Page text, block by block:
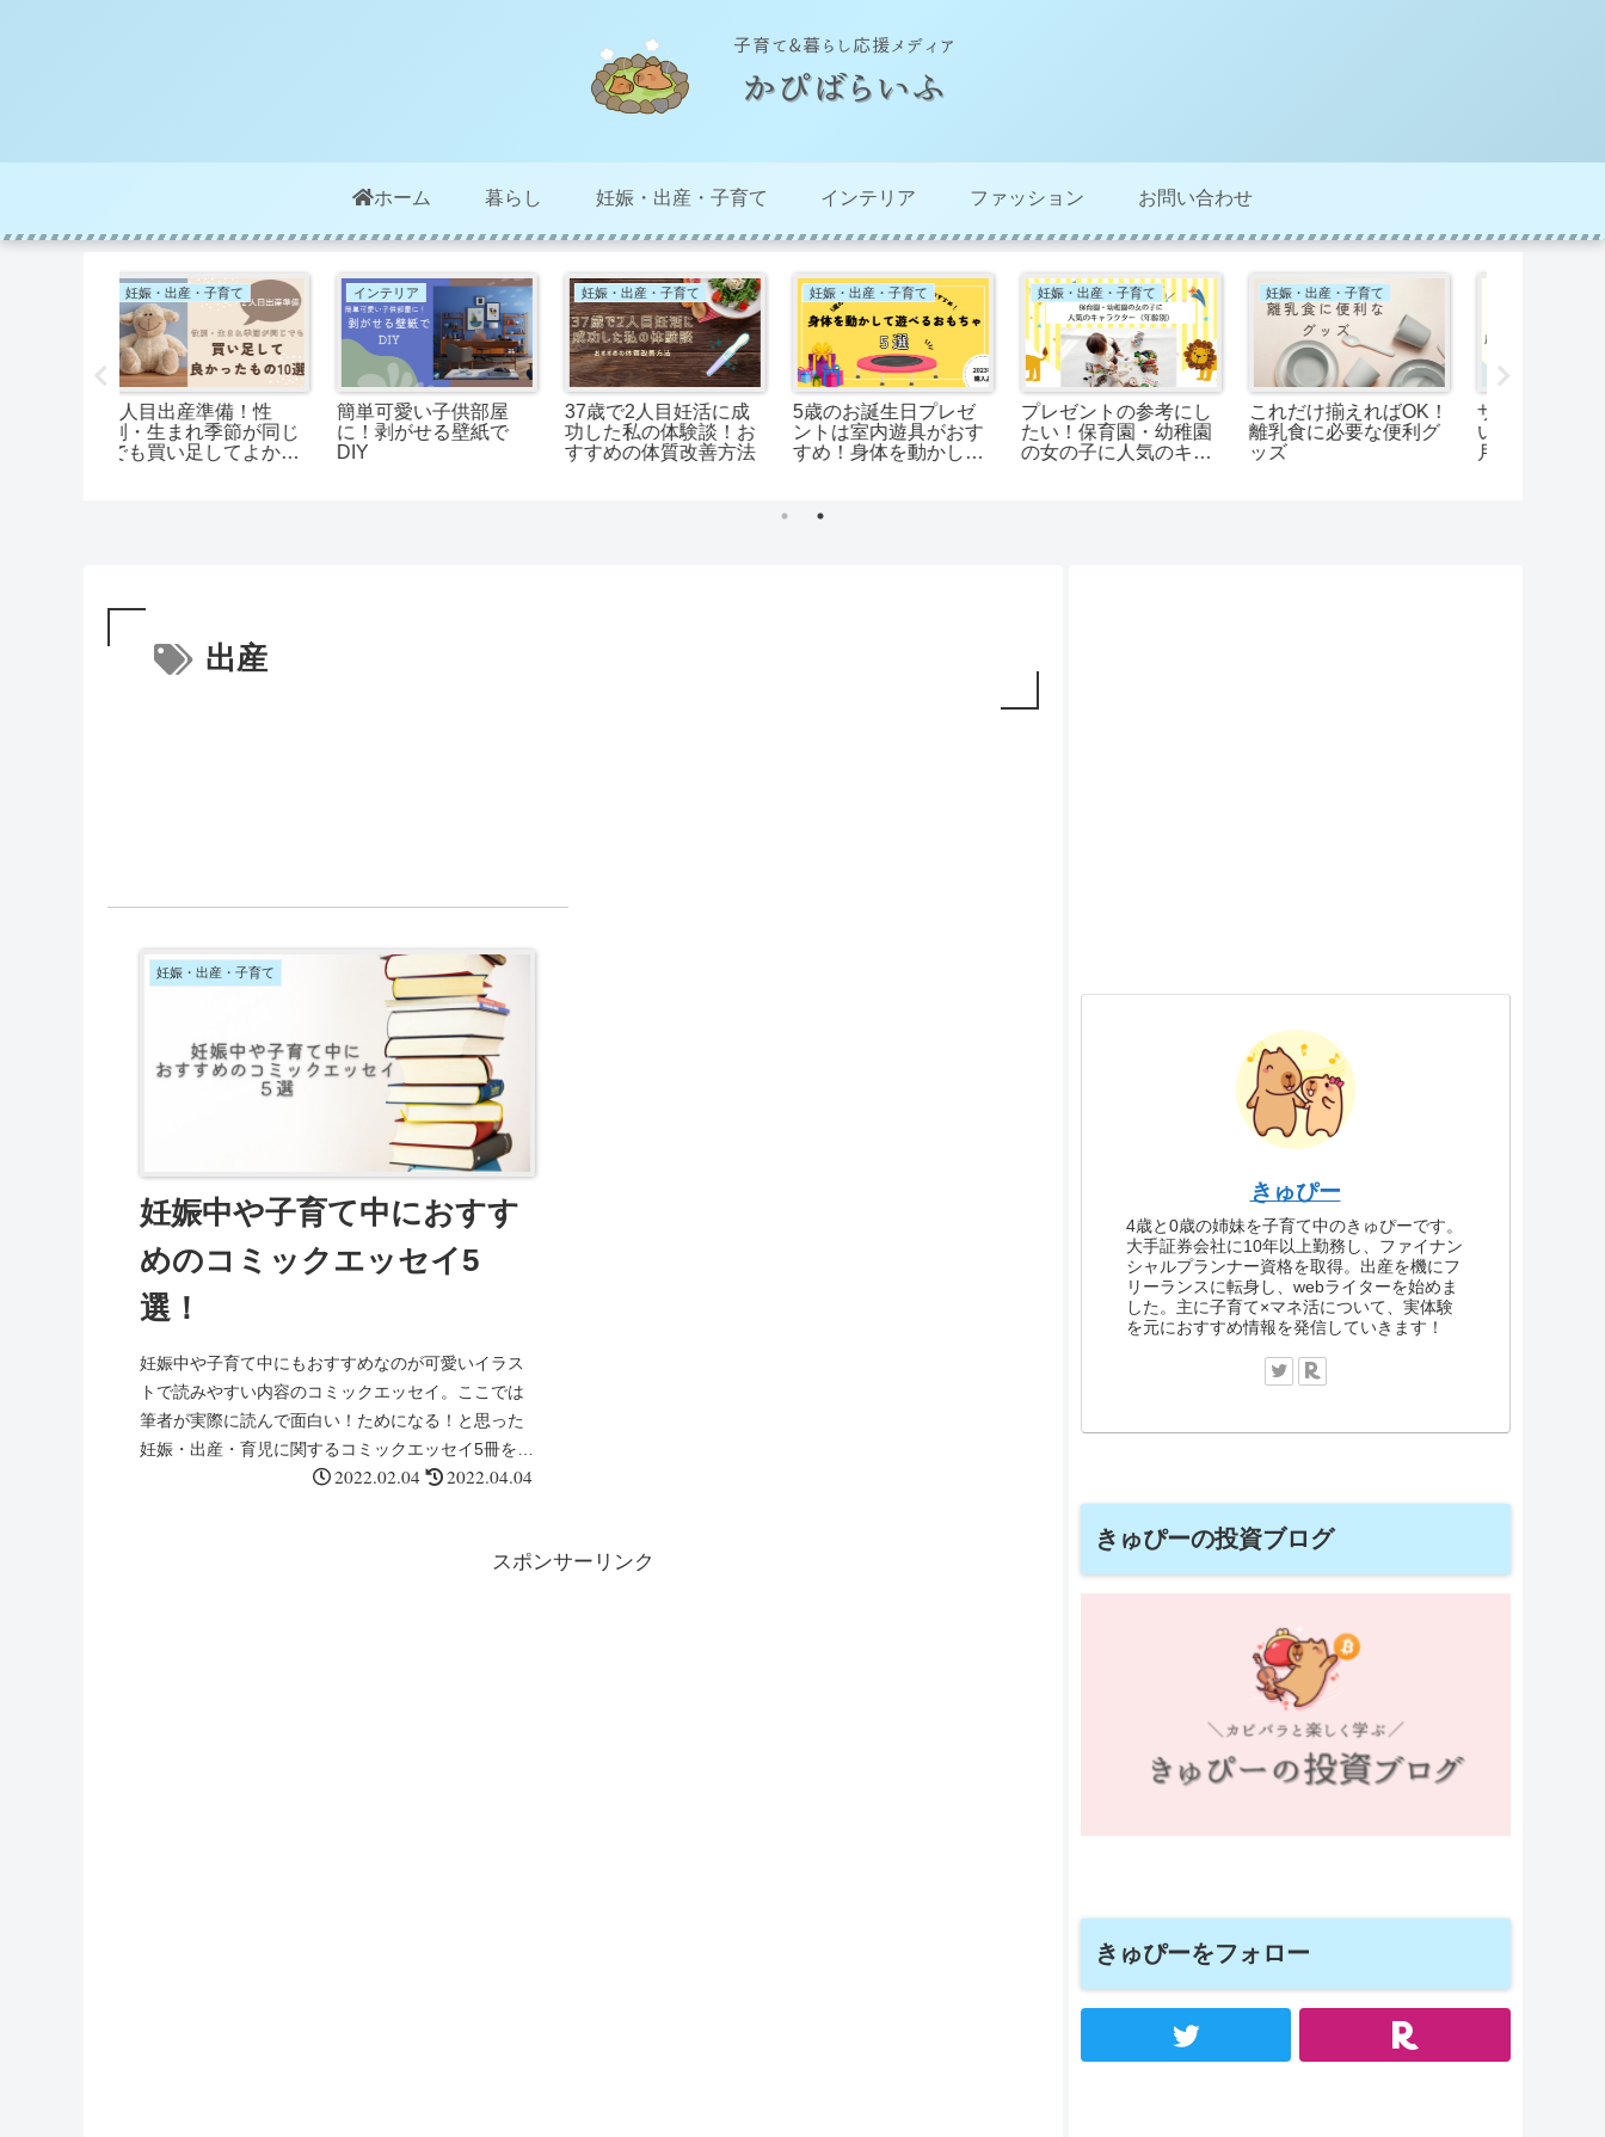
ホーム 暮らし 妊娠・出産・子育て インテリア ファッション お問い合わせ
妊娠・出産・子育て
37歳で2人目妊活に成
功した私の体験談！お
すすめの体質改善方法
妊娠・出産・子育て
5歳のお誕生日プレゼ
ントは室内遊具がおす
すめ！身体を動かして
妊娠・出産・子育て
プレゼントの参考にし
たい！保育園・幼稚園
の女の子に人気のキャ
妊娠・出産・子育て
これだけ揃えればOK！
離乳食に必要な便利グ
ッズ
妊娠・出産・子育て
サニーマットはいらな
い？簡単におしゃれな
月齢写真が撮れる！
妊娠・出産・子育て
出産内祝いはどこで何
を買う？年齢や家族構
成別に考えるおすすめ
出産
妊娠・出産・子育て
妊娠中や子育て中におすす
めのコミックエッセイ5
選！
妊娠中や子育て中にもおすすめなのが可愛いイラス
トで読みやすい内容のコミックエッセイ。ここでは
筆者が実際に読んで面白い！ためになる！と思った
妊娠・出産・育児に関するコミックエッセイ5冊をご
2022.02.04 2022.04.04
スポンサーリンク
きゅぴー
4歳と0歳の姉妹を子育て中のきゅぴーです。
大手証券会社に10年以上勤務し、ファイナン
シャルプランナー資格を取得。出産を機にフ
リーランスに転身し、webライターを始めま
した。主に子育て×マネ活について、実体験
を元におすすめ情報を発信していきます！
きゅぴーの投資ブログ
きゅぴーをフォロー